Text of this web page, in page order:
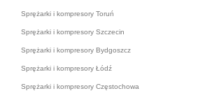
Sprężarki i kompresory Toruń
Sprężarki i kompresory Szczecin
Sprężarki i kompresory Bydgoszcz
Sprężarki i kompresory Łódź
Sprężarki i kompresory Częstochowa